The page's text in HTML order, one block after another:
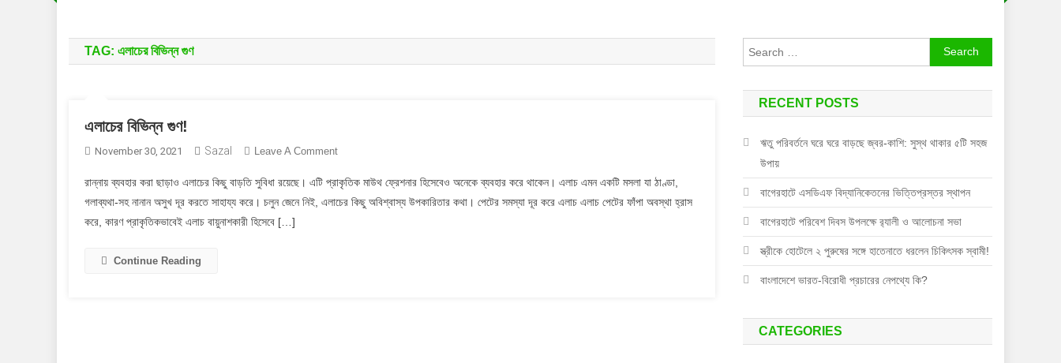
TAG: এলাচের বিভিন্ন গুণ
এলাচের বিভিন্ন গুণ!
November 30, 2021 Sazal Leave A CommentOn
বিভিন্ন
গুণ!
রান্নায় ব্যবহার করা ছাড়াও এলাচের কিছু বাড়তি সুবিধা রয়েছে। এটি প্রাকৃতিক মাউথ ফ্রেশনার হিসেবেও অনেকে ব্যবহার করে থাকেন। এলাচ এমন একটি মসলা যা ঠাণ্ডা,
গলাব্যথা-সহ নানান অসুখ দূর করতে সাহায্য করে। চলুন জেনে নিই, এলাচের কিছু অবিশ্বাস্য উপকারিতার কথা। পেটের সমস্যা দূর করে এলাচ এলাচ পেটের ফাঁপা অবস্থা হ্রাস
করে, কারণ প্রাকৃতিকভাবেই এলাচ বায়ুনাশকারী হিসেবে […]
Continue Reading
Search
for:
RECENT POSTS
ঋতু পরিবর্তনে ঘরে ঘরে বাড়ছে জ্বর-কাশি: সুস্থ থাকার ৫টি সহজ
উপায়
বাগেরহাটে এসডিএফ বিদ্যানিকেতনের ভিত্তিপ্রস্তর স্থাপন
বাগেরহাটে পরিবেশ দিবস উপলক্ষে র‌্যালী ও আলোচনা সভা
স্ত্রীকে হোটেলে ২ পুরুষের সঙ্গে হাতেনাতে ধরলেন চিকিৎসক স্বামী!
বাংলাদেশে ভারত-বিরোধী প্রচারের নেপথ্যে কি?
CATEGORIES